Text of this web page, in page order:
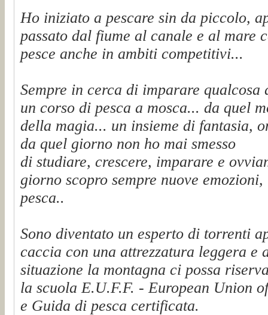
Ho iniziato a pescare sin da piccolo,
passato dal fiume al canale e al mare
pesce anche in ambiti competitivi...
Sempre in cerca di imparare
un corso di pesca a mosca... da quel
della magia... un insieme di fantasia,
da quel giorno non ho mai smesso
di studiare, crescere, imparare e
giorno scopro sempre nuove
pesca..
Sono diventato un esperto di torrenti
caccia con una attrezzatura leggera e
situazione la montagna ci possa
la scuola E.U.F.F. - European Union
e Guida di pesca certificata.